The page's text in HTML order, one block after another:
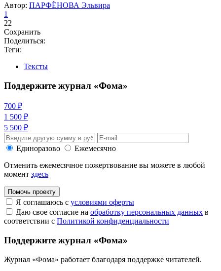
Автор: ПАРФЁНОВА Эльвира
1
22
Сохранить
Поделиться:
Теги:
Тексты
Поддержите журнал «Фома»
700 ₽
1 500 ₽
5 500 ₽
Единоразово
Ежемесячно
Отменить ежемесячное пожертвование вы можете в любой
момент здесь
Помочь проекту
Я соглашаюсь с условиями оферты
Даю свое согласие на обработку персональных данных в
соответствии с Политикой конфиденциальности
Поддержите журнал «Фома»
Журнал «Фома» работает благодаря поддержке читателей.